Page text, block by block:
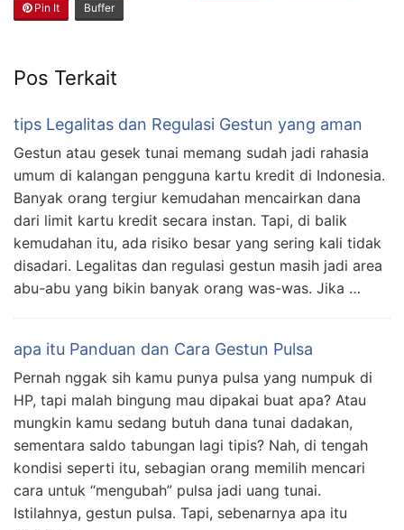
Pin It Buffer
Pos Terkait
tips Legalitas dan Regulasi Gestun yang aman
Gestun atau gesek tunai memang sudah jadi rahasia
umum di kalangan pengguna kartu kredit di Indonesia.
Banyak orang tergiur kemudahan mencairkan dana
dari limit kartu kredit secara instan. Tapi, di balik
kemudahan itu, ada risiko besar yang sering kali tidak
disadari. Legalitas dan regulasi gestun masih jadi area
abu-abu yang bikin banyak orang was-was. Jika …
apa itu Panduan dan Cara Gestun Pulsa
Pernah nggak sih kamu punya pulsa yang numpuk di
HP, tapi malah bingung mau dipakai buat apa? Atau
mungkin kamu sedang butuh dana tunai dadakan,
sementara saldo tabungan lagi tipis? Nah, di tengah
kondisi seperti itu, sebagian orang memilih mencari
cara untuk “mengubah” pulsa jadi uang tunai.
Istilahnya, gestun pulsa. Tapi, sebenarnya apa itu